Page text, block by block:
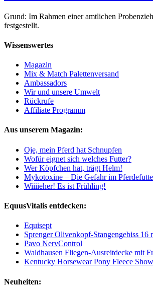
Grund: Im Rahmen einer amtlichen
festgestellt.
Wissenswertes
Magazin
Mix & Match Palettenversand
Ambassadors
Wir und unsere Umwelt
Rückrufe
Affiliate Programm
Aus unserem Magazin:
Oje, mein Pferd hat Schnupfen
Wofür eignet sich welches Futter?
Wer Köpfchen hat, trägt Helm!
Mykotoxine – Die Gefahr im
Wiiiieher! Es ist Frühling!
EquusVitalis entdecken:
Equisept
Sprenger Olivenkopf-Stangengebiss 16
Pavo NervControl
Waldhausen Fliegen-Ausreitdecke mit
Kentucky Horsewear Pony Fleece
Neuheiten: